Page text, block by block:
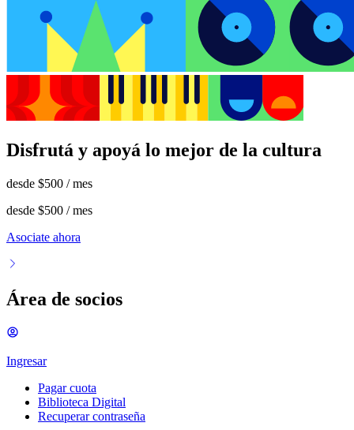
Disfrutá y apoyá lo mejor de la cultura
desde $500 / mes
desde $500 / mes
Asociate ahora
Área de socios
Ingresar
Pagar cuota
Biblioteca Digital
Recuperar contraseña